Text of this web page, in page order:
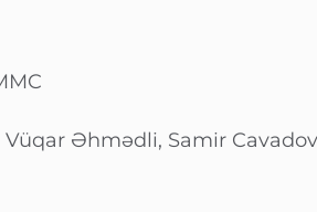
Əhmədli, Samir